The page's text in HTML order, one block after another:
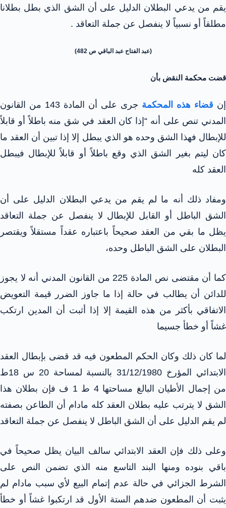
يقم من يدعي البطلان الدليل على أن الشق الذي بطل بطلانا
مطلقاً أو نسبياً لا ينفصل عن جملة التعاقد .
(عبد الفتاح عبد الباقي ص 482)
قضت محكمة النقض بأن
إن قضاء هذه المحكمة
جرى على أن المادة 143 من القانون
المدني تنص على أنه “إذا كان العقد في شق منه باطلاً أو قابلاً
للإبطال فهذا الشق وحده هو الذي يبطل إلا إذا تبين أن العقد ما
كان ليتم بغير الشق الذي وقع باطلاً أو قابلاً للإبطال فيبطل
العقد كله
ومفاد ذلك أنه ما لم يقم من يدعي البطلان الدليل على أن
الشق الباطل أو القابل للإبطال لا ينفصل عن جملة التعاقد
يظل ما بقي من العقد صحيحاً باعتباره عقداً مستقلاً ويقتصر
البطلان على الشق الباطل وحده،
كما أن مقتضى نص المادة 225 من القانون المدني أنه لا يجوز
للدائن أن يطالب في حالة إذا ما جاوز الضرر قيمة التعويض
الاتفاقي بأكثر من هذه القيمة إلا إذا أثبت أن المدين ارتكب
غشاً أو خطأ جسيما
لما كان ذلك وكان الحكم المطعون فيه قد قضى بإبطال العقد
الابتدائي المؤرخ 31/12/1980 بالنسبة لمساحة 20 س 18ط
من إجمال الأطيان البالغ مساحتها 4 ط 1 ف فإن بطلان هذا
الشق لا يترتب عليه بطلان العقد كله مادام أن الطاعن بصفته
لم يقم الدليل على أن الشق الباطل لا ينفصل عن جملة التعاقد
وعلى ذلك فإن العقد الابتدائي سالف البيان يظل صحيحاً في
باقي بنوده ومنها البند التاسع منه الذي تضمن النص على
الشرط الجزائي في حالة عدم إتمام البيع لأي سبب مادام لم
يثبت أن المطعون ضدهم الستة الأول قد ارتكبوا غشاً أو خطأ